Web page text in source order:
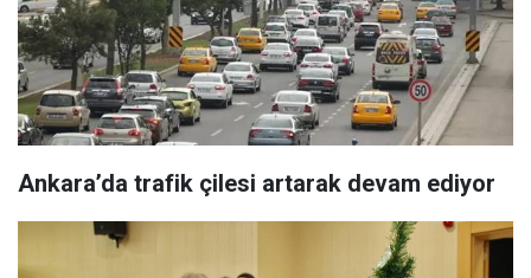
Ankara’da trafik çilesi artarak devam ediyor